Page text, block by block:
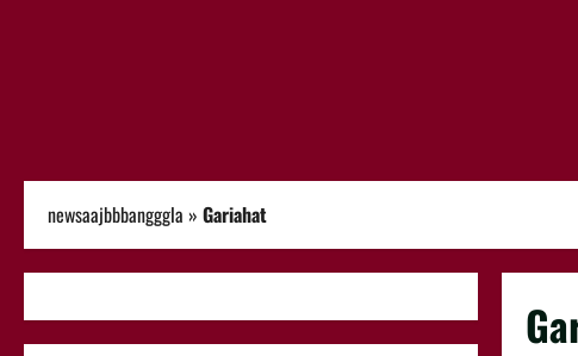
newsaajbbbangggla » Gariahat